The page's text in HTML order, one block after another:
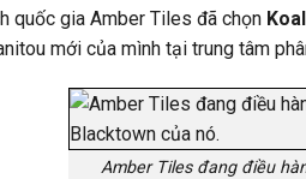
quốc gia Amber Tiles đã chọn
mới của mình tại trung tâm
Amber Tiles đang điều